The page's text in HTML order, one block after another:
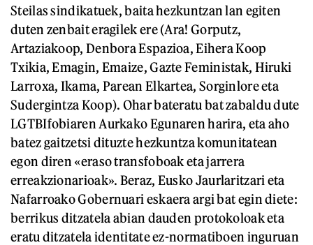
Steilas sindikatuek, baita hezkuntzan lan egiten
duten zenbait eragilek ere (Ara! Gorputz,
Artaziakoop, Denbora Espazioa, Eihera Koop
Txikia, Emagin, Emaize, Gazte Feministak, Hiruki
Larroxa, Ikama, Parean Elkartea, Sorginlore eta
Sudergintza Koop). Ohar bateratu bat zabaldu dute
LGTBIfobiaren Aurkako Egunaren harira, eta aho
batez gaitzetsi dituzte hezkuntza komunitatean
egon diren «eraso transfoboak eta jarrera
erreakzionarioak». Beraz, Eusko Jaurlaritzari eta
Nafarroako Gobernuari eskaera argi bat egin diete:
berrikus ditzatela abian dauden protokoloak eta
eratu ditzatela identitate ez-normatiboen inguruan